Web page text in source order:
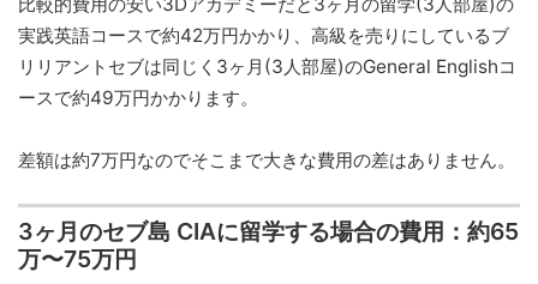
比較的費用の安い3Dアカデミーだと3ヶ月の留学(3人部屋)の
実践英語コースで約42万円かかり、高級を売りにしているブ
リリアントセブは同じく3ヶ月(3人部屋)のGeneral Englishコ
ースで約49万円かかります。
差額は約7万円なのでそこまで大きな費用の差はありません。
3ヶ月のセブ島 CIAに留学する場合の費用：約65
万〜75万円